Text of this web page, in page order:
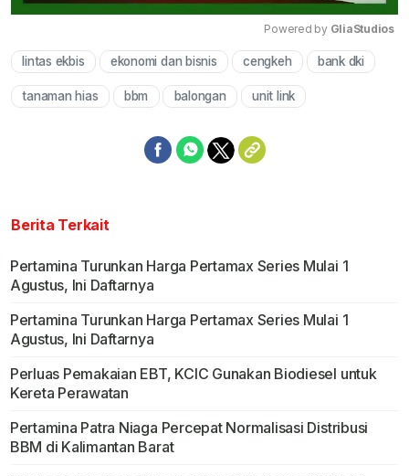
Mute
Powered by GliaStudios
lintas ekbis ekonomi dan bisnis cengkeh bank dki
tanaman hias bbm balongan unit link
Berita Terkait
Pertamina Turunkan Harga Pertamax Series Mulai 1
Agustus, Ini Daftarnya
Pertamina Turunkan Harga Pertamax Series Mulai 1
Agustus, Ini Daftarnya
Perluas Pemakaian EBT, KCIC Gunakan Biodiesel untuk
Kereta Perawatan
Pertamina Patra Niaga Percepat Normalisasi Distribusi
BBM di Kalimantan Barat